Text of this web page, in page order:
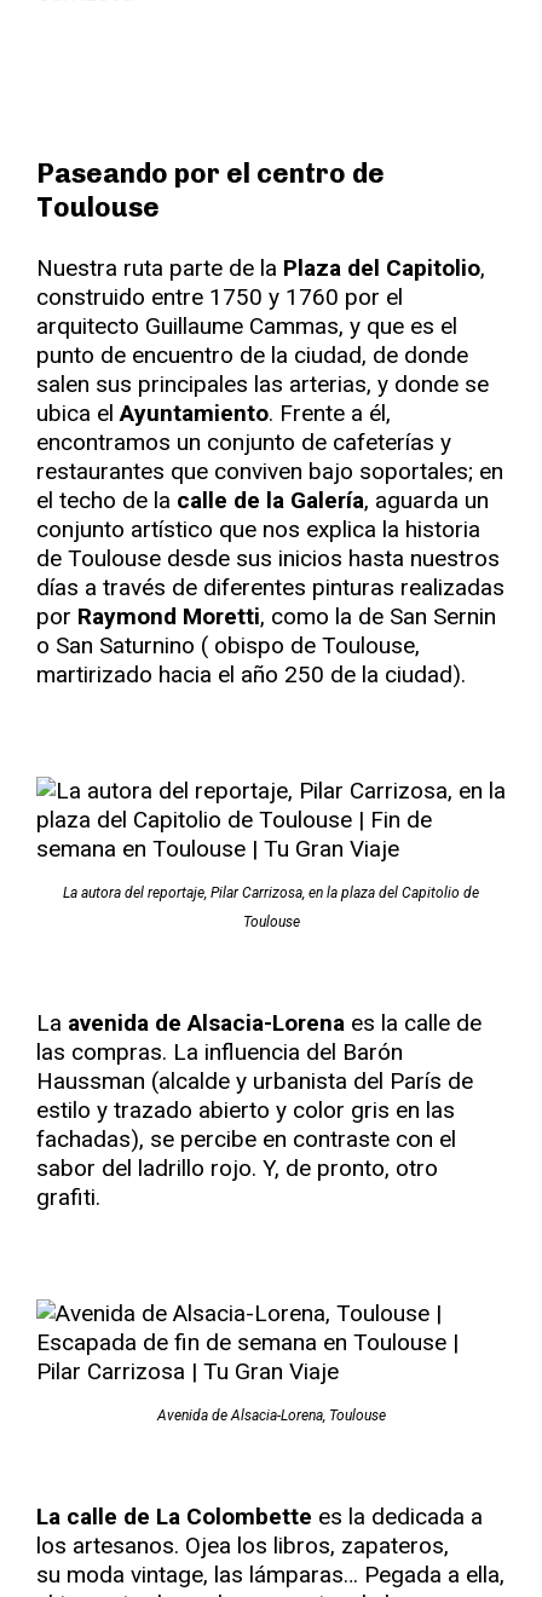
Paseando por el centro de
Toulouse
Nuestra ruta parte de la Plaza del Capitolio,
construido entre 1750 y 1760 por el
arquitecto Guillaume Cammas, y que es el
punto de encuentro de la ciudad, de donde
salen sus principales las arterias, y donde se
ubica elAyuntamiento. Frente a él,
encontramos un conjunto de cafeterías y
restaurantes que conviven bajo soportales; en
el techo de la calle de la Galería, aguarda un
conjunto artístico que nos explica la historia
de Toulouse desde sus inicios hasta nuestros
días a través de diferentes pinturas realizadas
por Raymond Moretti, como la de San Sernin
o San Saturnino ( obispo de Toulouse,
martirizado hacia el año 250 de la ciudad).
La autora del reportaje, Pilar Carrizosa, en la plaza del Capitolio de
Toulouse
La avenida de Alsacia-Lorena es la calle de
las compras. La influencia del Barón
Haussman (alcalde y urbanista del París de
estilo y trazado abierto y color gris en las
fachadas), se percibe en contraste con el
sabor del ladrillo rojo. Y, de pronto, otro
grafiti.
Avenida de Alsacia-Lorena, Toulouse
La calle de La Colombette es la dedicada a
los artesanos. Ojea los libros, zapateros,
su moda vintage, las lámparas… Pegada a ella,